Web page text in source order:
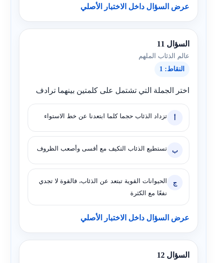
عرض السؤال داخل الاختبار الأصلي
السؤال 11
عالم الذئاب الملهم
النقاط: 1
اختر الجملة التي تشتمل على كلمتين بينهما ترادف
أ تزداد الذئاب حجما كلما ابتعدنا عن خط الاستواء
ب تستطيع الذئاب التكيف مع أقسى وأصعب الظروف
ج
الحيوانات القوية تبتعد عن الذئاب، فالقوة لا تجدي
نفعًا مع الكثرة
عرض السؤال داخل الاختبار الأصلي
السؤال 12